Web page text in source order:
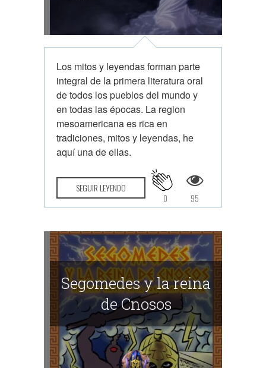
Los mitos y leyendas forman parte
integral de la primera literatura oral
de todos los pueblos del mundo y
en todas las épocas. La region
mesoamericana es rica en
tradiciones, mitos y leyendas, he
aquí una de ellas.
SEGUIR LEYENDO
95
0
Segomedes y la reina
de Cnosos